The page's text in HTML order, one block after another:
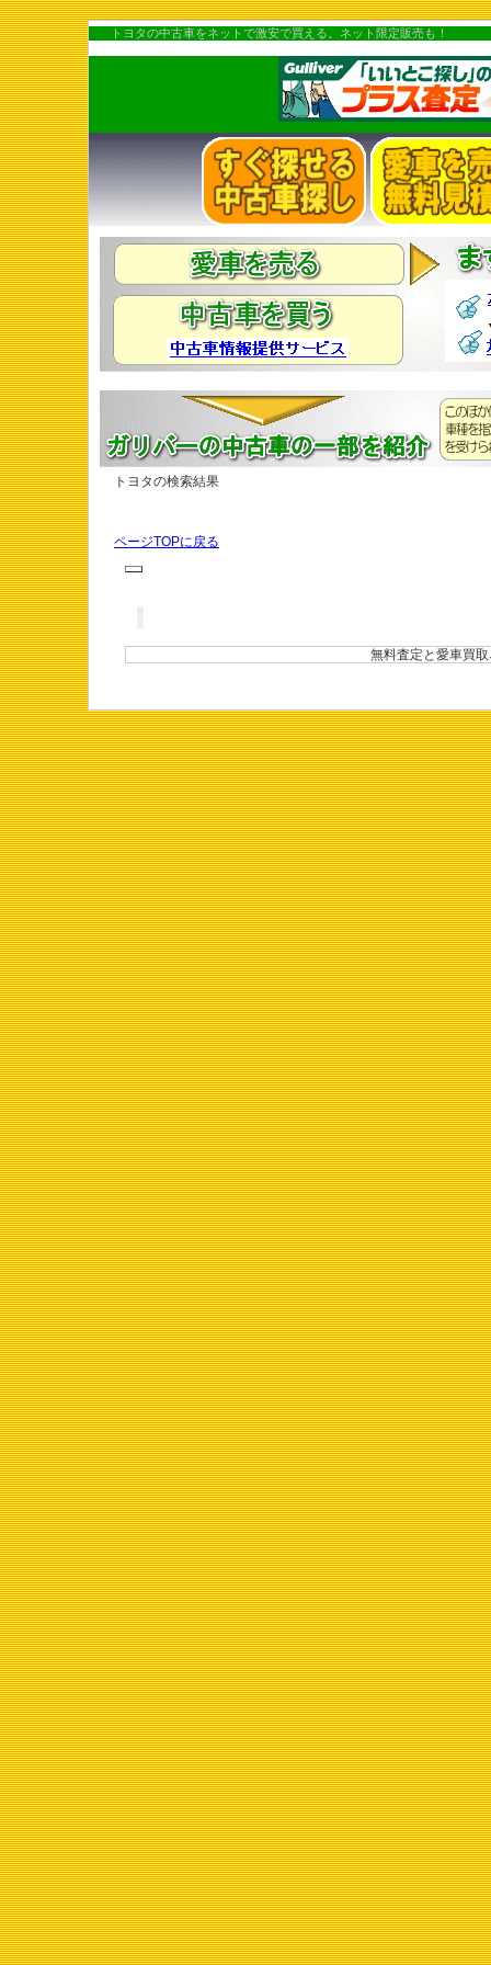
トヨタの中古車をネットで激安で買える。ネット限定販売も！
トヨタの検索結果
ページTOPに戻る
無料査定と愛車買